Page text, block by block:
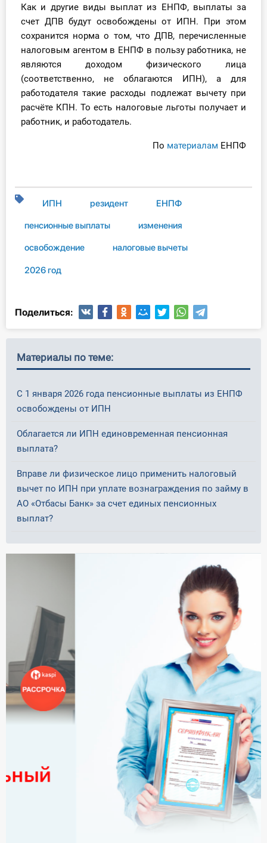
Как и другие виды выплат из ЕНПФ, выплаты за
счет ДПВ будут освобождены от ИПН. При этом
сохранится норма о том, что ДПВ, перечисленные
налоговым агентом в ЕНПФ в пользу работника, не
являются доходом физического лица
(соответственно, не облагаются ИПН), а для
работодателя такие расходы подлежат вычету при
расчёте КПН. То есть налоговые льготы получает и
работник, и работодатель.
По материалам ЕНПФ
ИПН резидент ЕНПФ
пенсионные выплаты изменения
освобождение налоговые вычеты
2026 год
Поделиться:
Материалы по теме:
С 1 января 2026 года пенсионные выплаты из ЕНПФ
освобождены от ИПН
Облагается ли ИПН единовременная пенсионная
выплата?
Вправе ли физическое лицо применить налоговый
вычет по ИПН при уплате вознаграждения по займу в
АО «Отбасы Банк» за счет единых пенсионных
выплат?